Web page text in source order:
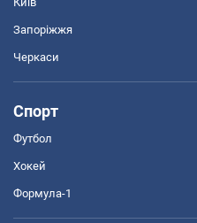
Запоріжжя
Черкаси
Спорт
Футбол
Хокей
Формула-1